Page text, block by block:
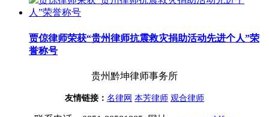
贾倞律师荣获“贵州律师抗震救灾捐助活动先进个人”荣
誉称号
贵州黔坤律师事务所
友情链接： 名律网 本芳律师 观合律师